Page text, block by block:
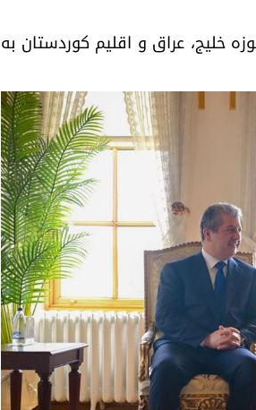
خلیج، عراق و اقلیم کوردستان به